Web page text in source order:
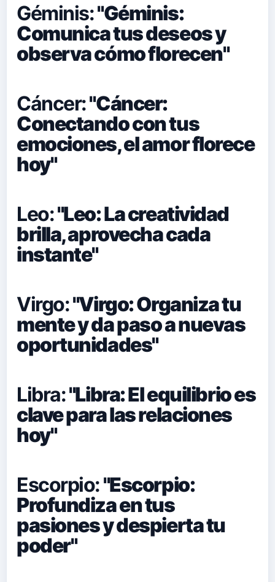
Géminis:"Géminis:
Comunica tus deseos y
observa cómo florecen"
Cáncer:"Cáncer:
Conectando con tus
emociones, el amor florece
hoy"
Leo:"Leo: La creatividad
brilla, aprovecha cada
instante"
Virgo:"Virgo: Organiza tu
mente y da paso a nuevas
oportunidades"
Libra:"Libra: El equilibrio es
clave para las relaciones
hoy"
Escorpio:"Escorpio:
Profundiza en tus
pasiones y despierta tu
poder"